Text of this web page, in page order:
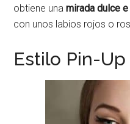
obtiene unamirada dulce
con unos labios rojos o
Estilo Pin-Up